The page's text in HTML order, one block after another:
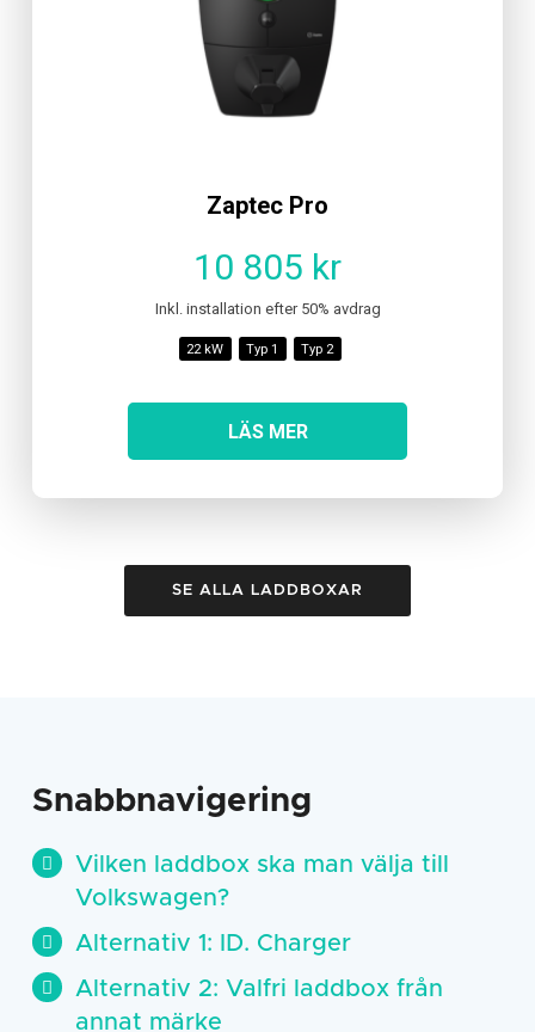
Zaptec Pro
10 805 kr
Inkl. installation efter 50% avdrag
22 kW Typ 1 Typ 2
LÄS MER
SE ALLA LADDBOXAR
Snabbnavigering
Vilken laddbox ska man välja till
Volkswagen?
Alternativ 1: ID. Charger
Alternativ 2: Valfri laddbox från
annat märke